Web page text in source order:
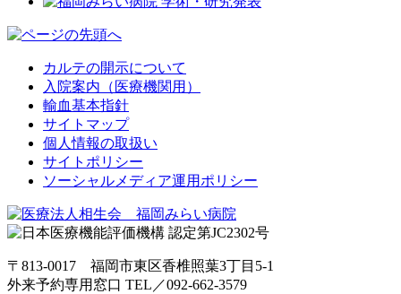
カルテの開示について
入院案内（医療機関用）
輸血基本指針
サイトマップ
個人情報の取扱い
サイトポリシー
ソーシャルメディア運用ポリシー
〒813-0017 福岡市東区香椎照葉3丁目5-1
外来予約専用窓口 TEL／092-662-3579